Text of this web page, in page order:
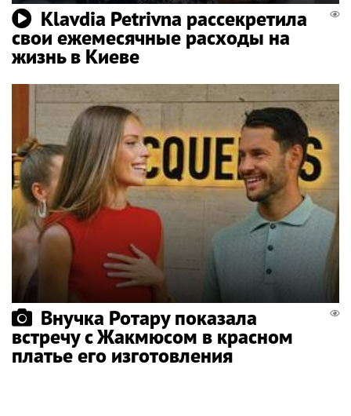
Klavdia Petrivna рассекретила
свои ежемесячные расходы на
жизнь в Киеве
Внучка Ротару показала
встречу с Жакмюсом в красном
платье его изготовления